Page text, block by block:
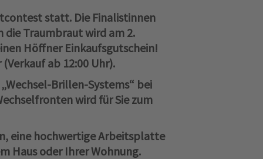
statt. Die Finalistinnen
die Traumbraut wird am 2.
Höffner Einkaufsgutschein!
ab 12:00 Uhr).
Brillen-Systems“ bei
wird für Sie zum
eine hochwertige Arbeitsplatte
Haus oder Ihrer Wohnung.